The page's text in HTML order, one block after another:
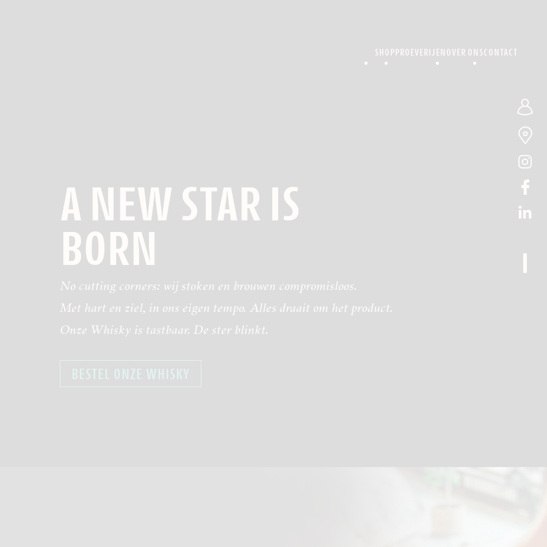
SHOPPROEVERIJEN OVER ONSCONTACT
A NEW STAR IS
BORN
No cutting corners: wij stoken en brouwen compromisloos.
Met hart en ziel, in ons eigen tempo. Alles draait om het product.
Onze Whisky is tastbaar. De ster blinkt.